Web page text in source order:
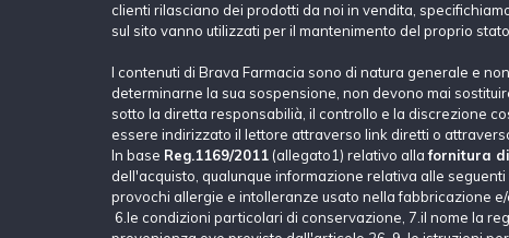
clienti rilasciano dei prodotti da noi in vendita,
sul sito vanno utilizzati per il mantenimento del proprio
I contenuti di Brava Farmacia sono di natura generale e
determinarne la sua sospensione, non devono mai
sotto la diretta responsabilià, il controllo e la discrezione
essere indirizzato il lettore attraverso link diretti o
In base Reg.1169/2011 (allegato1) relativo allafornitura
dell'acquisto, qualunque informazione relativa alle
provochi allergie e intolleranze usato nella fabbricazione
6.le condizioni particolari di conservazione, 7.il nome la